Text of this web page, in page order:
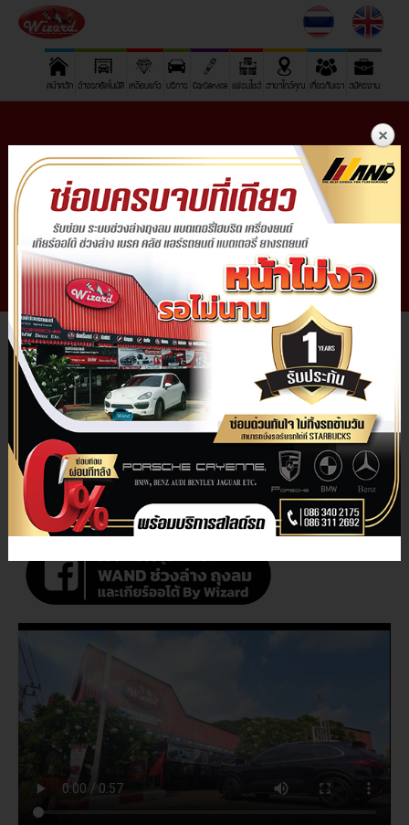
หน้าหลัก ล้างรถอัตโนมัติ เคลือบแก้ว บริการ CarService แฟรนไชส์ สาขาใกล้คุณ เกี่ยวกับเรา สมัครงาน
Wizard ศูนย์ซ่อมช่วงล่างระบบถุงลม ครบทุกยี่ห้อ
แห่งเดียวในประเทศ
“ช่วงล่างถุงลม สุดยอดความนิ่มนวล คู่ควรคนมี
ระดับ”